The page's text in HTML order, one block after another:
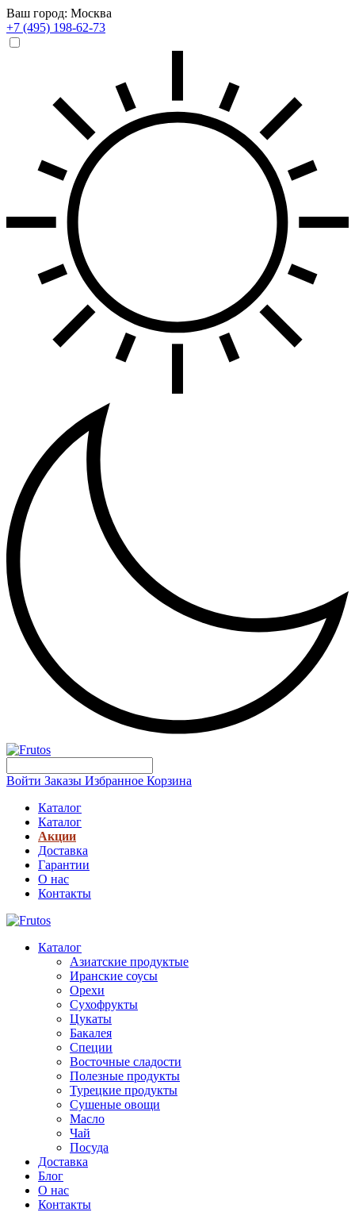
Ваш город: Москва
+7 (495) 198-62-73
Войти Заказы Избранное Корзина
Каталог
Каталог
Акции
Доставка
Гарантии
О нас
Контакты
Каталог
Азиатские продуктые
Иранские соусы
Орехи
Сухофрукты
Цукаты
Бакалея
Специи
Восточные сладости
Полезные продукты
Турецкие продукты
Сушеные овощи
Масло
Чай
Посуда
Доставка
Блог
О нас
Контакты